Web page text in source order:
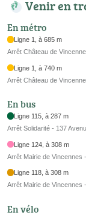
Venir en
En métro
Ligne 1, à 685 m
Arrêt Château de
Ligne 1, à 740 m
Arrêt Château de
En bus
Ligne 115, à 287 m
Arrêt Solidarité - 137
Ligne 124, à 308 m
Arrêt Mairie de Vincennes
Ligne 118, à 308 m
Arrêt Mairie de Vincennes
En vélo